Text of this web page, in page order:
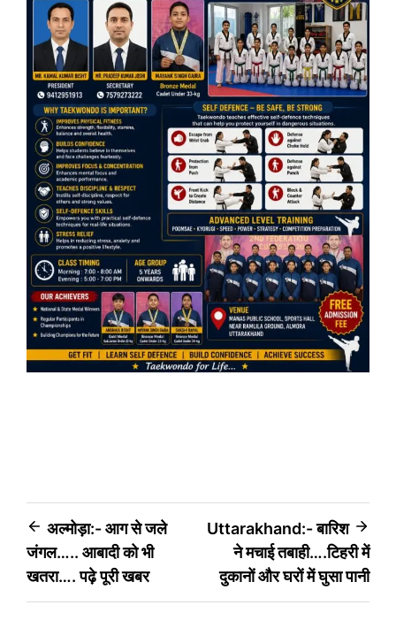
Post
navigation
अल्मोड़ा:- आग से जले
जंगल….. आबादी को भी
खतरा…. पढ़े पूरी खबर
Uttarakhand:- बारिश
ने मचाई तबाही….टिहरी में
दुकानों और घरों में घुसा पानी